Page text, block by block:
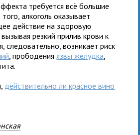
требуется всё большие
алкоголь оказывает
действие на здоровую
резкий прилив крови к
следовательно, возникает риск
, прободенияязвы желудка
действительно ли красное вино